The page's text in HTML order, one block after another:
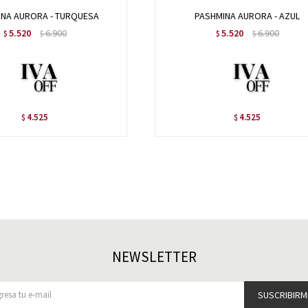
AURORA - TURQUESA
$ 5.520 $6.900
$ 4.525
PASHMINA AURORA - AZUL
$ 5.520 $6.900
$ 4.525
NEWSLETTER